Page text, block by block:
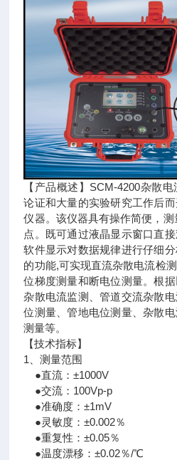
【产品概述】SCM-4200杂散
论证和大量的实验研究工作后
仪器。该仪器具有操作简便，
点。既可通过液晶显示窗口直
软件显示对数据规律进行仔细
的功能,可实现直流杂散电流检
位梯度测量和断电位测量。根
杂散电流监测、管道交流杂散
位测量、管地电位测量、杂散
测量等。
【技术指标】
1、测量范围
●直流：±1000V
●交流：100Vp-p
●准确度：±1mV
●灵敏度：±0.002％
●重复性：±0.05％
●温度漂移：±0.02％/℃